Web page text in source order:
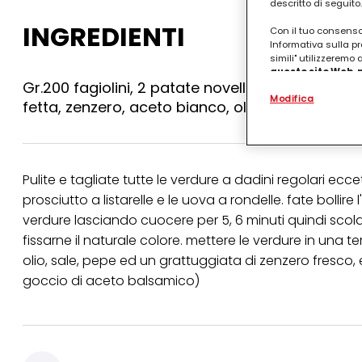
INGREDIENTI
Gr.200 fagiolini, 2 patate novelle, 1 carota, 1
fetta, zenzero, aceto bianco, olio, sale, pepe
Pulite e tagliate tutte le verdure a dadini regolari
prosciutto a listarelle e le uova a rondelle. fate
verdure lasciando cuocere per 5, 6 minuti quindi
fissarne il naturale colore. mettere le verdure in una
olio, sale, pepe ed un grattuggiata di zenzero
goccio di aceto balsamico)
descritto di seguito.
Con il tuo
Informativa sulla
simili" utilizzeremo
questo sito
.
(rispettivamente
terzi, conservare
Puoi trovare
collegata nel piè di
qualsiasi momento
collegata nel piè di
periodo di
"modifica" di
Modifica